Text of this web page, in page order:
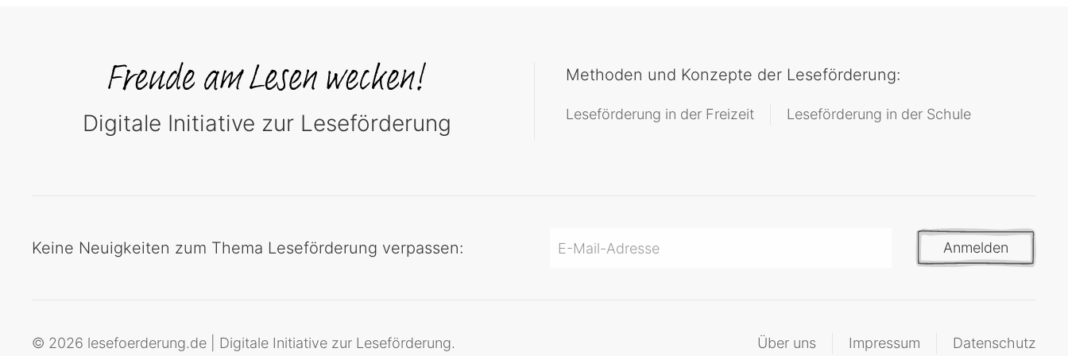
Digitale Initiative zur Leseförderung
Methoden und Konzepte der Leseförderung:
Leseförderung in der Freizeit Leseförderung in der Schule
Keine Neuigkeiten zum Thema Leseförderung verpassen: Anmelden
© 2026 lesefoerderung.de | Digitale Initiative zur Leseförderung. Über uns Impressum Datenschutz